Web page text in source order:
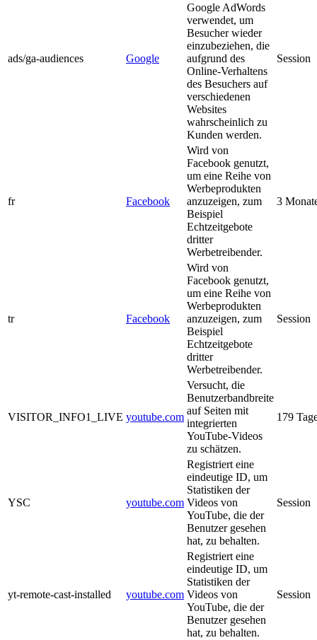
ads/ga-audiences Google
Google AdWords
verwendet, um
Besucher wieder
einzubeziehen, die
aufgrund des
Online-Verhaltens
des Besuchers auf
verschiedenen
Websites
wahrscheinlich zu
Kunden werden.
Session
fr Facebook
Wird von
Facebook genutzt,
um eine Reihe von
Werbeprodukten
anzuzeigen, zum
Beispiel
Echtzeitgebote
dritter
Werbetreibender.
3
tr Facebook
Wird von
Facebook genutzt,
um eine Reihe von
Werbeprodukten
anzuzeigen, zum
Beispiel
Echtzeitgebote
dritter
Werbetreibender.
Session
VISITOR_INFO1_LIVE youtube.com
Versucht, die
Benutzerbandbreite
auf Seiten mit
integrierten
YouTube-Videos
zu schätzen.
179
YSC youtube.com
Registriert eine
eindeutige ID, um
Statistiken der
Videos von
YouTube, die der
Benutzer gesehen
hat, zu behalten.
Session
yt-remote-cast-installed youtube.com
Registriert eine
eindeutige ID, um
Statistiken der
Videos von
YouTube, die der
Benutzer gesehen
hat, zu behalten.
Session